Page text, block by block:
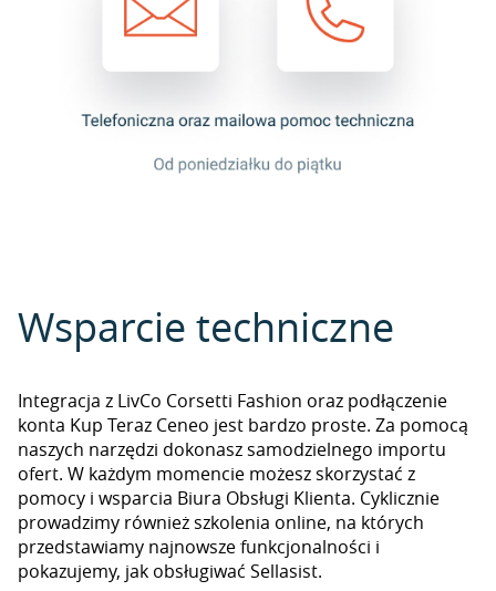
Wsparcie techniczne
Integracja z LivCo Corsetti Fashion oraz podłączenie
konta Kup Teraz Ceneo jest bardzo proste. Za pomocą
naszych narzędzi dokonasz samodzielnego importu
ofert. W każdym momencie możesz skorzystać z
pomocy i wsparcia Biura Obsługi Klienta. Cyklicznie
prowadzimy również szkolenia online, na których
przedstawiamy najnowsze funkcjonalności i
pokazujemy, jak obsługiwać Sellasist.